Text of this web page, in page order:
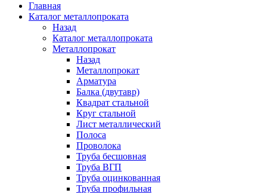
Главная
Каталог металлопроката
Назад
Каталог металлопроката
Металлопрокат
Назад
Металлопрокат
Арматура
Балка (двутавр)
Квадрат стальной
Круг стальной
Лист металлический
Полоса
Проволока
Труба бесшовная
Труба ВГП
Труба оцинкованная
Труба профильная